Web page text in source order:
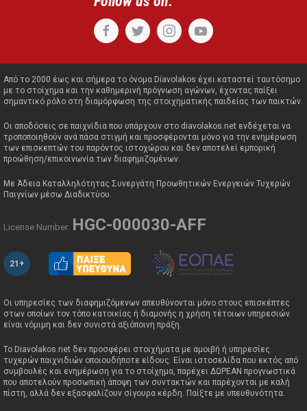
Από το 2000 έως και σήμερα το όνομα Diavolakos έχει καταστεί ταυτόσημο
με το στοίχημα και την καθημερινή πρόγνωση αγώνων, έχοντας παίξει
σημαντικό ρόλο στη διαμόρφωση της στοιχηματικής παιδείας των παικτών.
Οι αποδόσεις σε παιχνίδια που υπάρχουν στο diavolakos.net ενδέχεται να
τροποποιηθούν ανά πάσα στιγμή και προσφέρονται μόνο για την ενημέρωση
των επισκεπτών του παρόντος ιστοχώρου και δεν αποτελεί εμπορική
προώθηση/επικοινωνία των διαφημιζομένων.
Με Άδεια Καταλληλότητας Συνεργάτη Προωθητικών Ενεργειών Τυχερών
Παιγνίων μέσω Διαδικτύου.
License Number: HGC-000030-AFF
21+
Οι υπηρεσίες των διαφημιζόμενων απευθύνονται μόνο στους επισκέπτες
στων οποίων τον τόπο κατοικίας ή διαμονής η χρήση τέτοιων υπηρεσιών
είναι νόμιμη και δεν συνιστά αξιόποινη πράξη.
Το Diavolakos.net δεν προσφέρει στοιχήματα με αμοιβή ή υπηρεσίες
τυχερών παιχνιδιών οποιουδήποτε είδους. Είναι ιστοσελίδα που εκτός από
συμβουλές και ενημέρωση για το στοίχημα, παρέχει ΔΩΡΕΑΝ προγνωστικά
που αποτελούν προσωπική άποψη των συντακτών και παρέχονται με καλή
πίστη, αλλά δεν εξασφαλίζουν σίγουρα κέρδη. Παίξτε με υπευθυνότητα.